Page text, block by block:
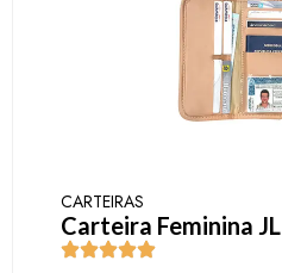
CARTEIRAS
Carteira Feminina JL